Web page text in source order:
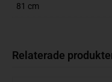
81 cm
Relaterade